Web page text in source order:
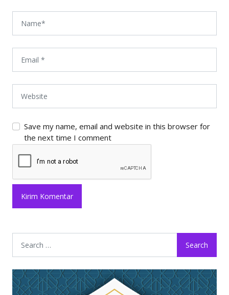
Save my name, email and website in this browser for
the next time I comment